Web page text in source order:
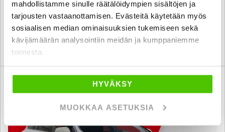
mahdollistamme sinulle räätälöidympien sisältöjen ja
tarjousten vastaanottamisen. Evästeitä käytetään myös
sosiaalisen median ominaisuuksien tukemiseen sekä
kävijämäärän analysointiin meidän ja kumppaniemme
toimesta.
HYVÄKSY
MUOKKAA ASETUKSIA
alk. 244 € / kk
jyväskylä
6 kk korotonta ja kulutonta